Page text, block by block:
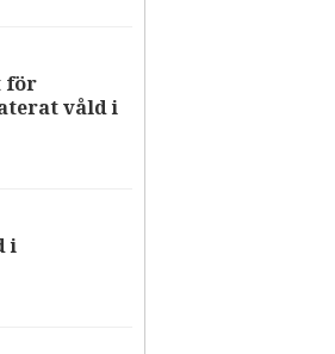
för
våld i
i